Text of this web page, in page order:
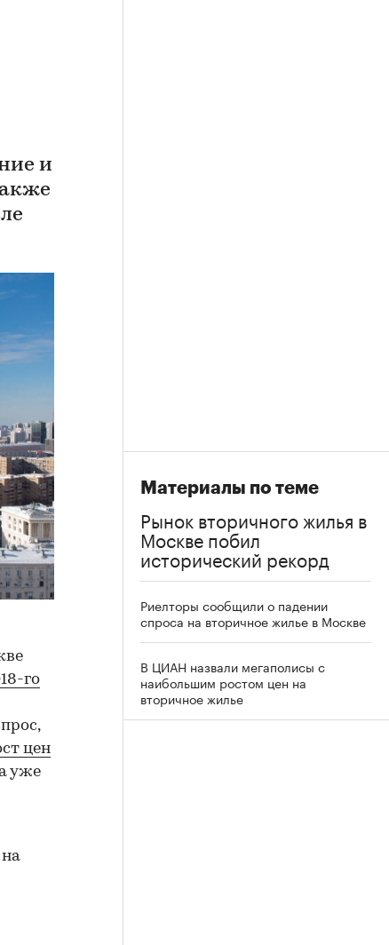
и
го
цен
уже
Материалы по теме
Рынок вторичного жилья в
Москве побил
исторический рекорд
Риелторы сообщили о падении
спроса на вторичное жилье в Москве
В ЦИАН назвали мегаполисы с
наибольшим ростом цен на
вторичное жилье